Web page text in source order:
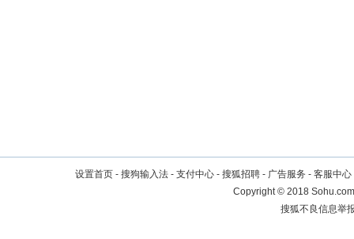
设置首页 - 搜狗输入法 - 支付中心 - 搜狐招聘 - 广告服务 - 客服中心
Copyright©2018
搜狐不良信息举